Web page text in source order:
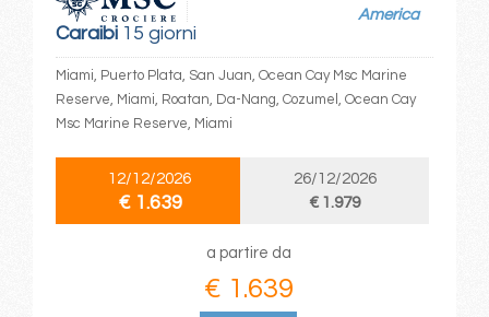
Caraibi15 giorni
America
Miami, Puerto Plata, San Juan, Ocean Cay Msc Marine
Reserve, Miami, Roatan, Da-Nang, Cozumel, Ocean Cay
Msc Marine Reserve, Miami
12/12/2026
€ 1.639
26/12/2026
€ 1.979
a partire da
€ 1.639